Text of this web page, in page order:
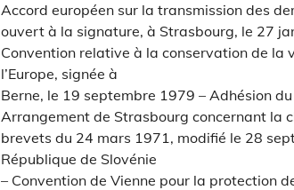
Accord européen sur la transmission des
ouvert à la signature, à Strasbourg, le 27
Convention relative à la conservation de la
l’Europe, signée à
Berne, le 19 septembre 1979 – Adhésion
Arrangement de Strasbourg concernant la
brevets du 24 mars 1971, modifié le 28
République de Slovénie
– Convention de Vienne pour la protection